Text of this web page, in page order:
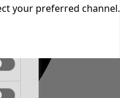
your preferred channel.